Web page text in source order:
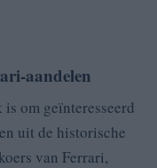
aandelen
om geïnteresseerd
uit de historische
van Ferrari,